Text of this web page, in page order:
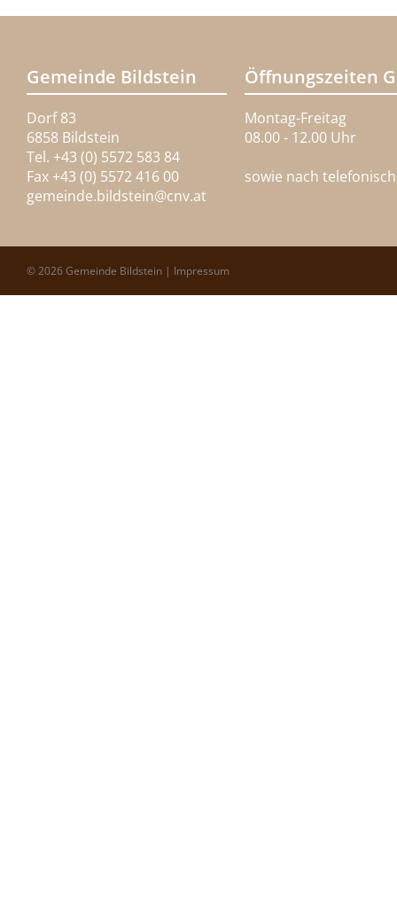
Gemeinde Bildstein
Dorf 83
6858 Bildstein
Tel. +43 (0) 5572 583 84
Fax +43 (0) 5572 416 00
gemeinde.bildstein@cnv.at
Öffnungszeiten
Montag-Freitag
08.00 - 12.00 Uhr
sowie nach
© 2026 Gemeinde Bildstein | Impressum